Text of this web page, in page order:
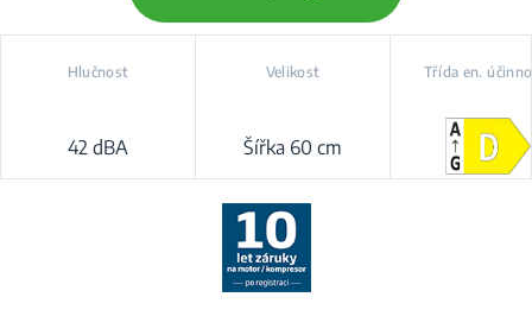
Hlučnost
42 dBA
Velikost
Šířka 60 cm
Třída en.